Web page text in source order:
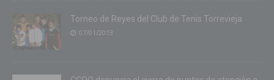
Torneo de Reyes del Club de Tenis Torrevieja
07/01/2013